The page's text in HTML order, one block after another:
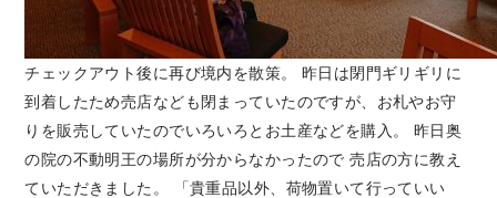
チェックアウト後に再び境内を散策。 昨日は閉門ギリギリに
到着したため売店なども閉まっていたのですが、お札やお守
りを販売していたのでいろいろとお土産などを購入。 昨日奥
の院の不動明王の場所が分からなかったので 売店の方に教え
ていただきました。 「貴重品以外、荷物置いて行っていい